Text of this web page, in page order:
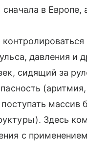
в Европе,
давления и
сидящий за
Здесь
с